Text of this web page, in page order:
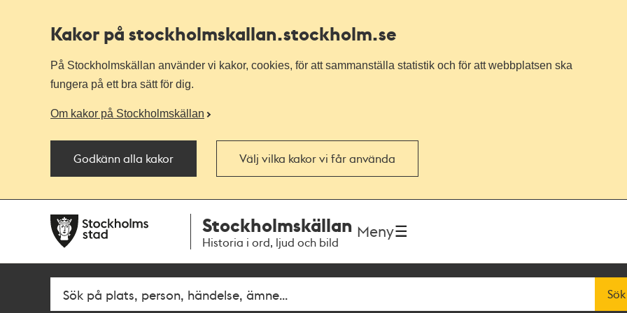
Kakor på stockholmskallan.stockholm.se
På Stockholmskällan använder vi kakor, cookies, för att sammanställa statistik och för att webbplatsen ska
fungera på ett bra sätt för dig.
Om kakor på Stockholmskällan
Godkänn alla kakor Välj vilka kakor vi får använda
navigationen
huvudinnehållet
Stockholmskällan
Historia i ord, ljud och bild
Meny
Fritextsök Sök